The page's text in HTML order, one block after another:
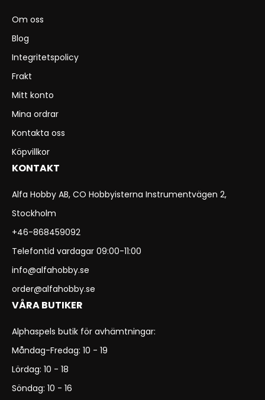
Om oss
Blog
Integritetspolicy
Frakt
Mitt konto
Mina ordrar
Kontakta oss
Köpvillkor
KONTAKT
Alfa Hobby AB, CO Hobbyisterna Instrumentvägen 2,
Stockholm
+46-868459092
Telefontid vardagar 09:00-11:00
info@alfahobby.se
order@alfahobby.se
VÅRA BUTIKER
Alphaspels butik för avhämtningar:
Måndag-Fredag: 10 - 19
Lördag: 10 - 18
Söndag: 10 - 16